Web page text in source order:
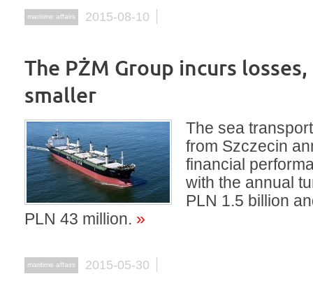
maritime affairs 2015-08-10
The PŻM Group incurs
smaller
The sea
from Szczecin
financial
with the annual
PLN 1.5 billion
PLN 43 million. »
maritime affairs 2015-05-30